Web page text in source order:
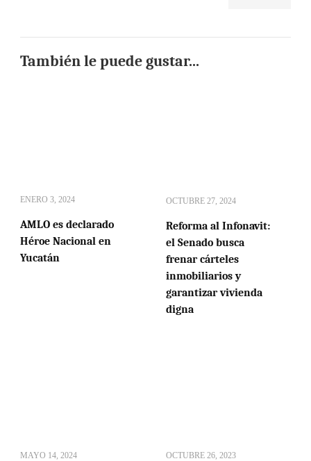
También le puede gustar...
ENERO 3, 2024
AMLO es declarado
Héroe Nacional en
Yucatán
OCTUBRE 27, 2024
Reforma al Infonavit:
el Senado busca
frenar cárteles
inmobiliarios y
garantizar vivienda
digna
MAYO 14, 2024 OCTUBRE 26, 2023